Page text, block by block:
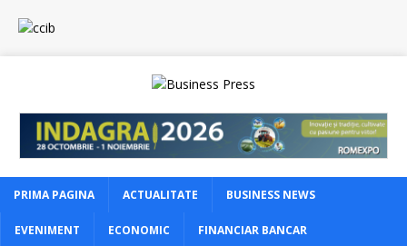
PRIMA PAGINA ACTUALITATE BUSINESS NEWS
EVENIMENT ECONOMIC FINANCIAR BANCAR